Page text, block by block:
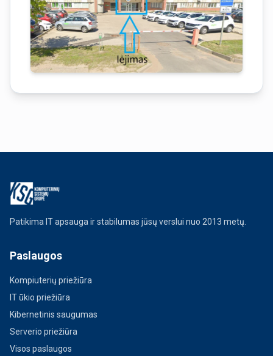
Patikima IT apsauga ir stabilumas jūsų verslui nuo 2013 metų.
Paslaugos
Kompiuterių priežiūra
IT ūkio priežiūra
Kibernetinis saugumas
Serverio priežiūra
Visos paslaugos